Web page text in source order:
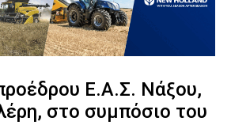
Ε.Α.Σ. Νάξου,
στο συμπόσιο του